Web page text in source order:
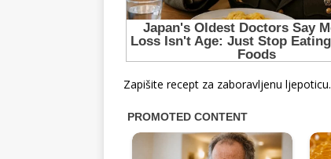
Zapišite recept za zaboravljenu ljepoticu.